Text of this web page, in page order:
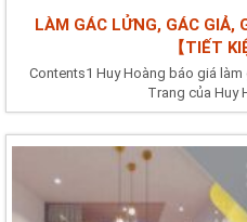
LÀM GÁC LỬNG, GÁC GIẢ,
【TIẾT
Contents1 Huy Hoàng báo giá
Trang của Huy